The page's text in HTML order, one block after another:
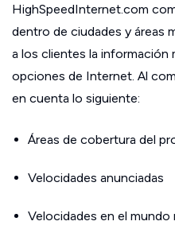
HighSpeedInternet.com
dentro de ciudades y áreas
a los clientes la información
opciones de Internet. Al
en cuenta lo siguiente:
Áreas de cobertura del
Velocidades anunciadas
Velocidades en el mundo